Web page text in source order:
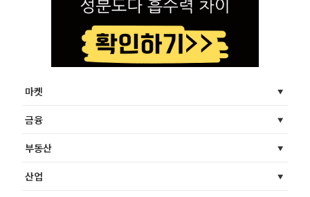
마켓
금융
부동산
산업